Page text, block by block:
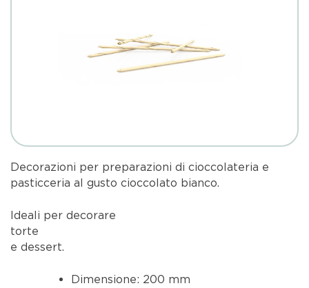
Decorazioni per preparazioni di cioccolateria e
pasticceria al gusto cioccolato bianco.
Ideali per decorare
e dessert.
Dimensione: 200 mm